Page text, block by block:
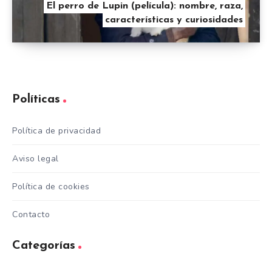
El perro de Lupin (película): nombre, raza,
características y curiosidades
Políticas
Política de privacidad
Aviso legal
Política de cookies
Contacto
Categorías